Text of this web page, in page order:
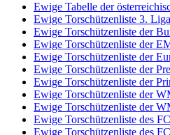
Ewige Tabelle der
Ewige Torschützenliste 3. Liga
Ewige Torschützenliste der
Ewige Torschützenliste der
Ewige Torschützenliste der
Ewige Torschützenliste der
Ewige Torschützenliste der
Ewige Torschützenliste der
Ewige Torschützenliste der
Ewige Torschützenliste des
Ewige Torschützenliste des